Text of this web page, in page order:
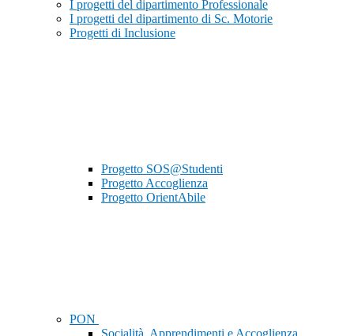
I progetti del dipartimento Professionale
I progetti del dipartimento di Sc. Motorie
Progetti di Inclusione
Progetto SOS@Studenti
Progetto Accoglienza
Progetto OrientAbile
PON